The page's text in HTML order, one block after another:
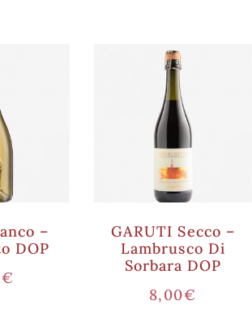
–
DOP
€
GARUTI Secco –
Lambrusco Di
Sorbara DOP
8,00€